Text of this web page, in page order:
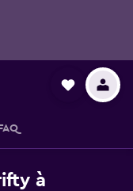
FAQ
à